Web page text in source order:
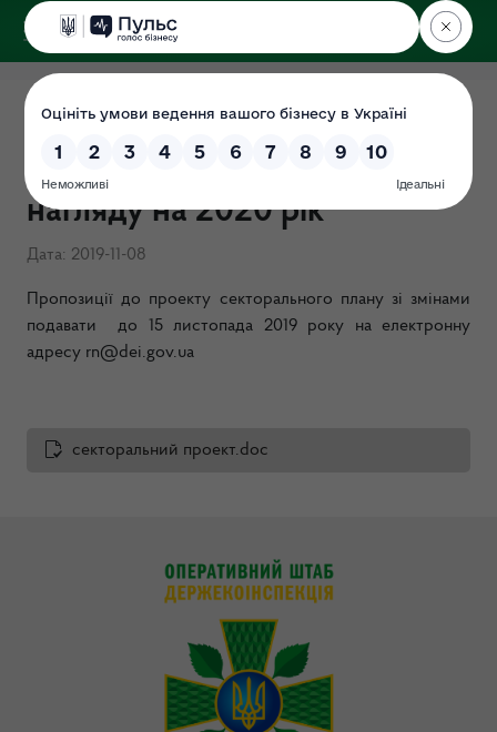
ДЕРЖЕКОІНСПЕКЦІЯ
Проект секторального плану
державного ринкового
нагляду на 2020 рік
Дата: 2019-11-08
Пропозиції до проекту секторального плану зі змінами
подавати до 15 листопада 2019 року на електронну
адресу rn@dei.gov.ua
секторальний проект.doc